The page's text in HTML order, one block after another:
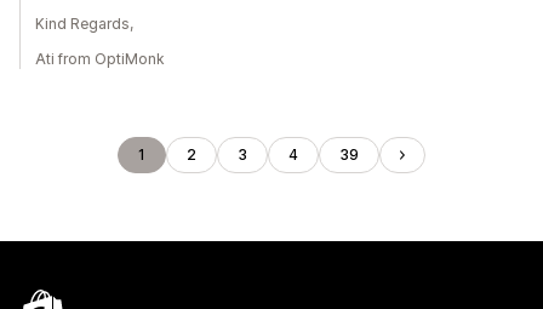
Kind Regards,
Ati from OptiMonk
1 2 3 4 39